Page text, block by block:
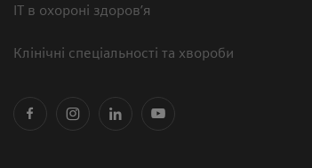
ІТ в охороні здоров’я
Клінічні спеціальності та хвороби